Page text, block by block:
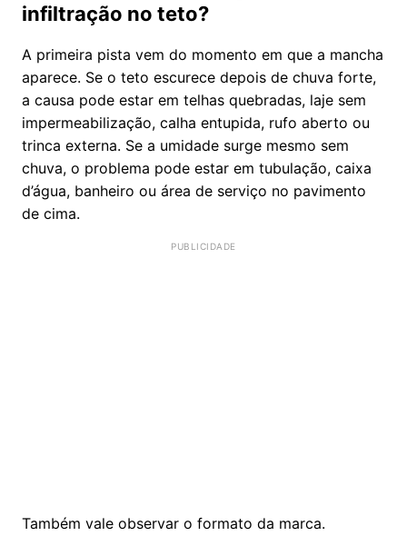
infiltração no teto?
A primeira pista vem do momento em que a mancha
aparece. Se o teto escurece depois de chuva forte,
a causa pode estar em telhas quebradas, laje sem
impermeabilização, calha entupida, rufo aberto ou
trinca externa. Se a umidade surge mesmo sem
chuva, o problema pode estar em tubulação, caixa
d’água, banheiro ou área de serviço no pavimento
de cima.
Também vale observar o formato da marca.